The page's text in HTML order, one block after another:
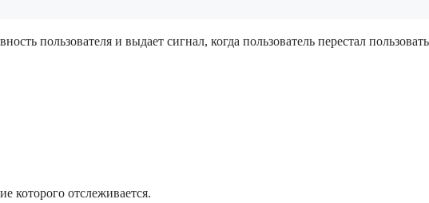
пользователя и выдает сигнал, когда пользователь перестал
которого отслеживается.